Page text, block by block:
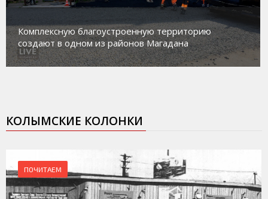
Комплексную благоустроенную территорию
создают в одном из районов Магадана
КОЛЫМСКИЕ КОЛОНКИ
ПОЧИТАЕМ